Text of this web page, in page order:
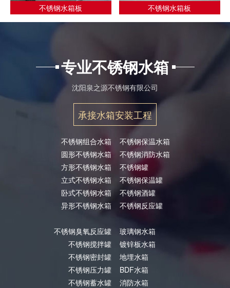
不锈钢水箱板 不锈钢水箱板
专业不锈钢水箱
沈阳泉之源不锈钢有限公司
承接水箱安装工程
不锈钢组合水箱
圆形不锈钢水箱
方形不锈钢水箱
立式不锈钢水箱
卧式不锈钢水箱
异形不锈钢水箱
不锈钢臭氧反应罐
不锈钢搅拌罐
不锈钢密封罐
不锈钢压力罐
不锈钢蓄水罐
不锈钢保温水箱
不锈钢消防水箱
不锈钢罐
不锈钢保温罐
不锈钢酒罐
不锈钢反应罐
玻璃钢水箱
镀锌板水箱
地埋水箱
BDF水箱
消防水箱